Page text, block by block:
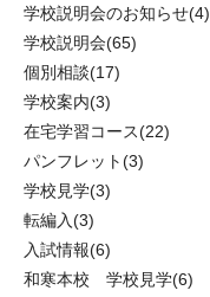
学校説明会のお知らせ(4)
学校説明会(65)
個別相談(17)
学校案内(3)
在宅学習コース(22)
パンフレット(3)
学校見学(3)
転編入(3)
入試情報(6)
和寒本校 学校見学(6)